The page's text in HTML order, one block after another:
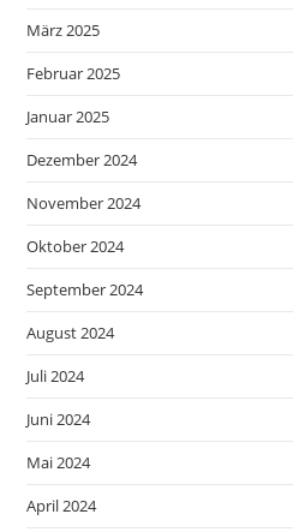
März 2025
Februar 2025
Januar 2025
Dezember 2024
November 2024
Oktober 2024
September 2024
August 2024
Juli 2024
Juni 2024
Mai 2024
April 2024